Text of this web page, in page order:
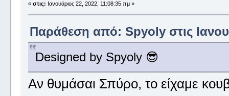
« στις: Ιανουάριος 22, 2022, 11:08:35 πμ »
Παράθεση από: Spyoly στις
Designed by Spyoly 😎
Αν θυμάσαι Σπύρο, το είχαμε